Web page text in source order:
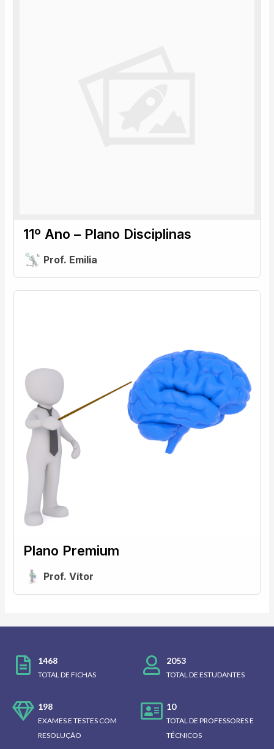
11º Ano – Plano Disciplinas
Prof. Emilia
Plano Premium
Prof. Vítor
1468
TOTAL DE FICHAS
2053
TOTAL DE ESTUDANTES
198
EXAMES E TESTES COM
RESOLUÇÃO
10
TOTAL DE PROFESSORES E
TÉCNICOS